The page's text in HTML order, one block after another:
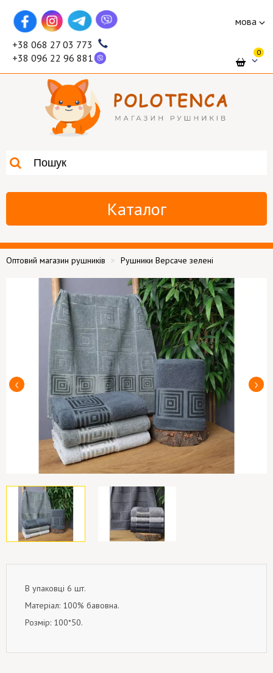
мова
+38 068 27 03 773
+38 096 22 96 881
0
Каталог
Оптовий магазин рушників Рушники Версаче зелені
В упаковці 6 шт.
Матеріал: 100% бавовна.
Розмір: 100*50.